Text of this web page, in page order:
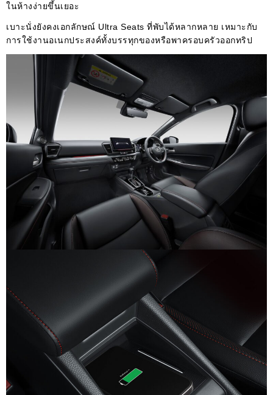
ในห้างง่ายขึ้นเยอะ
เบาะนั่งยังคงเอกลักษณ์ Ultra Seats ที่พับได้หลากหลาย เหมาะกับ
การใช้งานอเนกประสงค์ทั้งบรรทุกของหรือพาครอบครัวออกทริป